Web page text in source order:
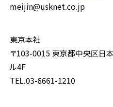
meijin@usknet.co.jp
東京本社
〒103-0015 東京都中央区
ル4F
TEL.03-6661-1210